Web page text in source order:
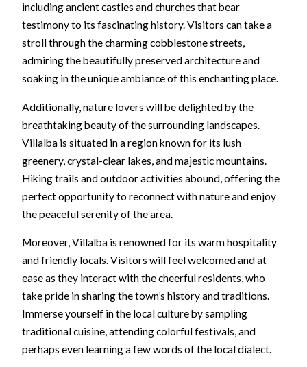
including ancient castles and churches that bear
testimony to its fascinating history. Visitors can take a
stroll through the charming cobblestone streets,
admiring the beautifully preserved architecture and
soaking in the unique ambiance of this enchanting place.
Additionally, nature lovers will be delighted by the
breathtaking beauty of the surrounding landscapes.
Villalba is situated in a region known for its lush
greenery, crystal-clear lakes, and majestic mountains.
Hiking trails and outdoor activities abound, offering the
perfect opportunity to reconnect with nature and enjoy
the peaceful serenity of the area.
Moreover, Villalba is renowned for its warm hospitality
and friendly locals. Visitors will feel welcomed and at
ease as they interact with the cheerful residents, who
take pride in sharing the town’s history and traditions.
Immerse yourself in the local culture by sampling
traditional cuisine, attending colorful festivals, and
perhaps even learning a few words of the local dialect.